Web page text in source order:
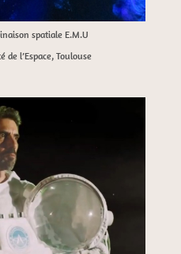
spatiale E.M.U
de l’Espace, Toulouse